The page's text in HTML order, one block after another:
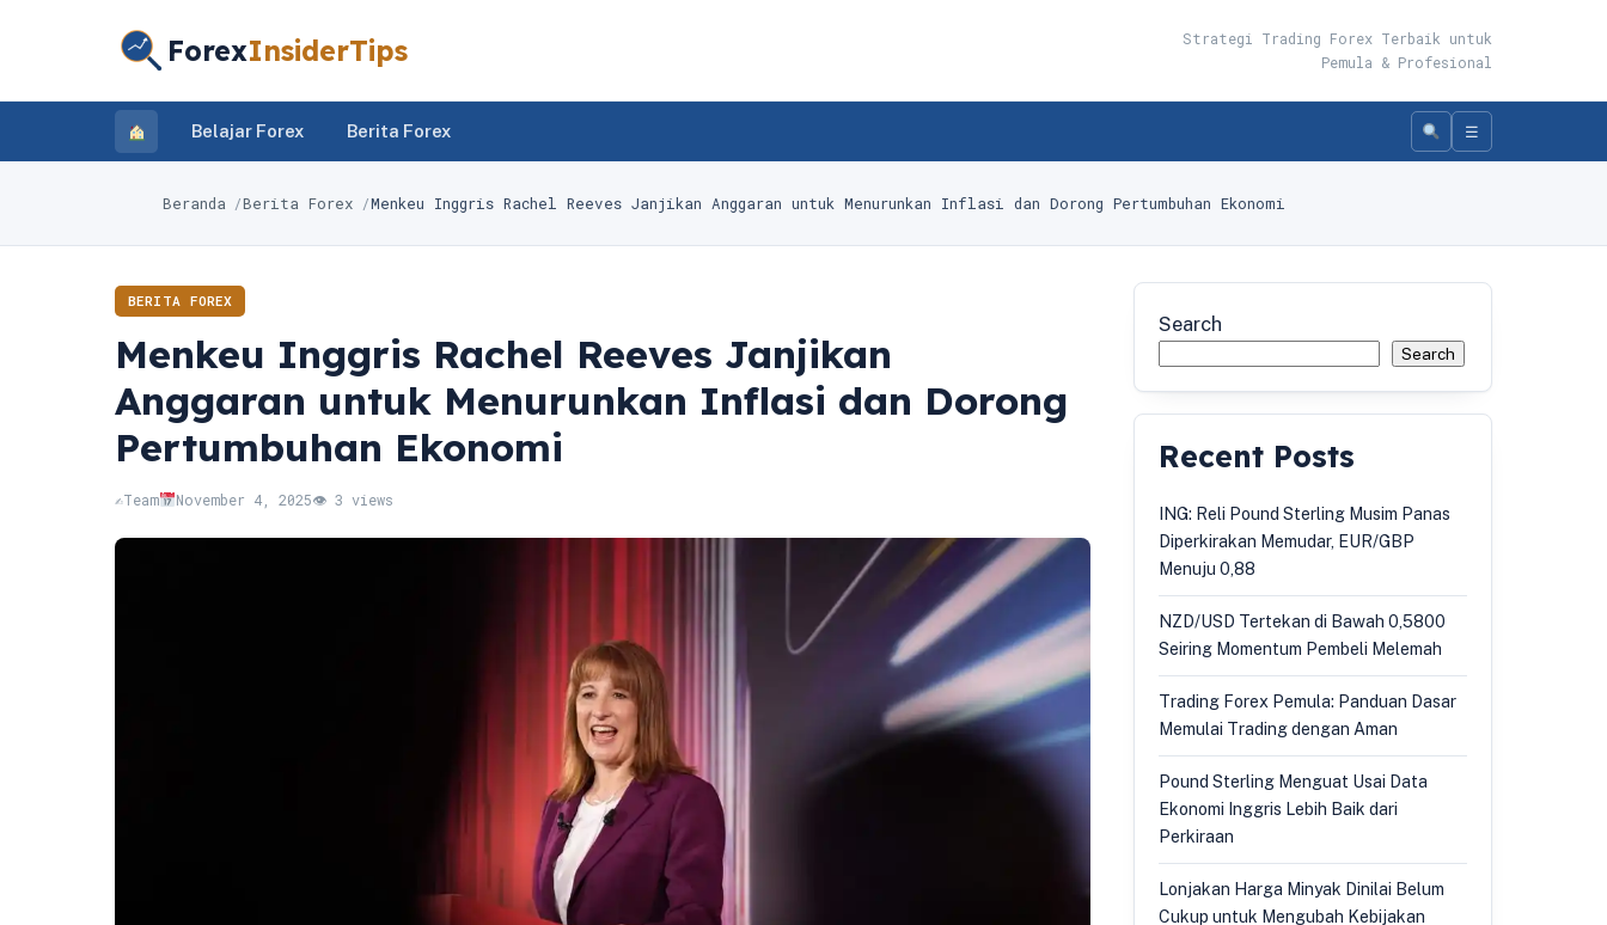
ForexInsiderTips
Strategi Trading Forex Terbaik untuk
Pemula & Profesional
Belajar Forex Berita Forex ☰
Beranda Berita Forex Menkeu Inggris Rachel Reeves Janjikan Anggaran untuk Menurunkan Inflasi dan Dorong Pertumbuhan Ekonomi
BERITA FOREX
Menkeu Inggris Rachel Reeves Janjikan
Anggaran untuk Menurunkan Inflasi dan Dorong
Pertumbuhan Ekonomi
✍️Team November 4, 2025👁 3 views
Search
Search
Recent Posts
ING: Reli Pound Sterling Musim Panas
Diperkirakan Memudar, EUR/GBP
Menuju 0,88
NZD/USD Tertekan di Bawah 0,5800
Seiring Momentum Pembeli Melemah
Trading Forex Pemula: Panduan Dasar
Memulai Trading dengan Aman
Pound Sterling Menguat Usai Data
Ekonomi Inggris Lebih Baik dari
Perkiraan
Lonjakan Harga Minyak Dinilai Belum
Cukup untuk Mengubah Kebijakan